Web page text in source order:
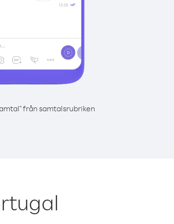
från samtalsrubriken